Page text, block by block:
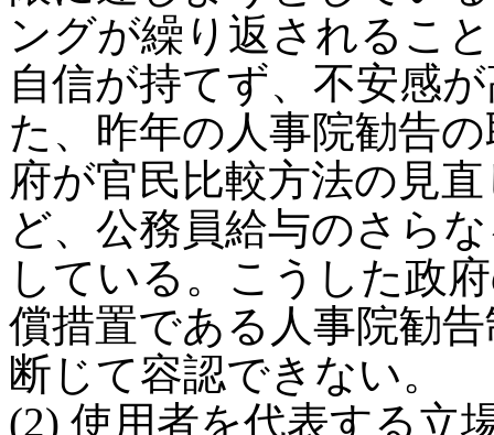
ングが繰り返されるこ
自信が持てず、不安感
た、昨年の人事院勧告
府が官民比較方法の見
ど、公務員給与のさら
している。こうした政
償措置である人事院勧
断じて容認できない。
(2) 使用者を代表する立